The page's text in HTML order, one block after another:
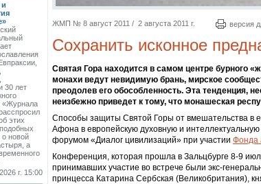
30 лет
«Журнала
этих
о новой
а
г. 15:00
ЖМП № 8 август 2011 / 2 августа 2011 г. версия
Сохранить исконное
Святая Гора находится в самом центре бурного
монахи ведут невидимую брань, мирское
преодолев его обособленность. Эта тенденция,
неизбежно приведет к тому, что монашеская
Способы защиты Святой Горы от вмешательства в
Афона в европейскую духовную и
форумом «Диалог цивилизаций» при участии Фонда
Конференция, которая прошла в Зальцбурге 8-9
принимавших участие во встрече были экс-
принцесса Катарина Сербская (Великобритания),